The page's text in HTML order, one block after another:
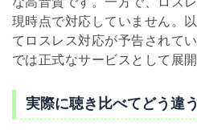
現時点で対応していません。
てロスレス対応が予告されて
では正式なサービスとして展
実際に聴き比べてどう違